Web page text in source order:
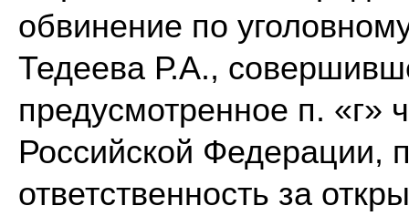
обвинение по
Тедеева Р.А.,
предусмотренное п. «г»
Российской Федерации,
ответственность за